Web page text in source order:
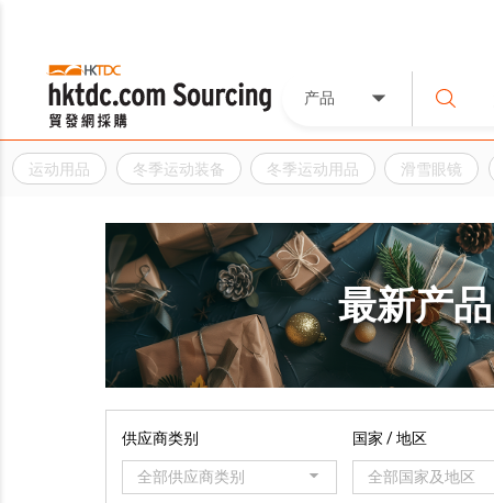
产品
运动用品 冬季运动装备 冬季运动用品 滑雪眼镜
最新产品
供应商类别
全部供应商类别
国家 / 地区
全部国家及地区